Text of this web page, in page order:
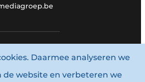
- 2026 Louwersmediagroep.
Daarmee analyseren we
de website en verbeteren we